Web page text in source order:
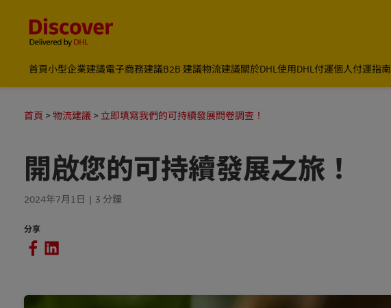
首頁小型企業建議電子商務建議B2B 建議物流建議關於DHL使用DHL付運個人付運指南
首頁 物流建議 立即填寫我們的可持續發展問卷調查！
開啟您的可持續發展之旅！
2024年7月1日 3 分鐘
分享